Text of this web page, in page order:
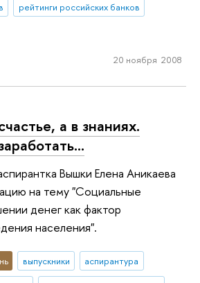
рейтинги российских банков
20 ноября 2008
а в знаниях.
Вышки Елена Аникаева
на тему "Социальные
денег как фактор
населения".
выпускники
аспирантура